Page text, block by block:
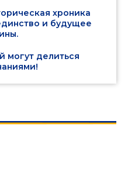
хроника
и будущее
могут делиться